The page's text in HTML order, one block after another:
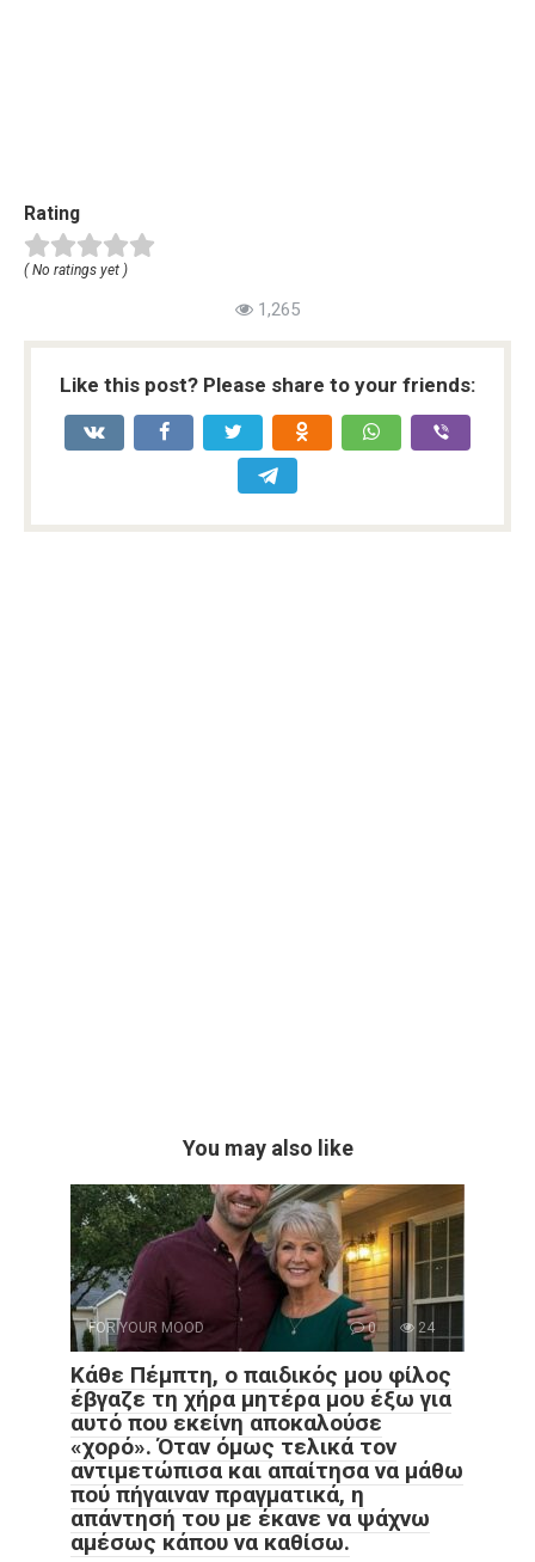
Rating
( No ratings yet )
1,265
Like this post? Please share to your friends:
You may also like
FOR YOUR MOOD 0 24
Κάθε Πέμπτη, ο παιδικός μου φίλος
έβγαζε τη χήρα μητέρα μου έξω για
αυτό που εκείνη αποκαλούσε
«χορό». Όταν όμως τελικά τον
αντιμετώπισα και απαίτησα να μάθω
πού πήγαιναν πραγματικά, η
απάντησή του με έκανε να ψάχνω
αμέσως κάπου να καθίσω.